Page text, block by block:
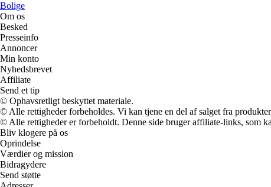
Bolige
Om os
Besked
Presseinfo
Annoncer
Min konto
Nyhedsbrevet
Affiliate
Send et tip
© Ophavsretligt beskyttet materiale.
© Alle rettigheder forbeholdes. Vi kan tjene en del af salget fra
© Alle rettigheder er forbeholdt. Denne side bruger affiliate-links, som
Bliv klogere på os
Oprindelse
Værdier og mission
Bidragydere
Send støtte